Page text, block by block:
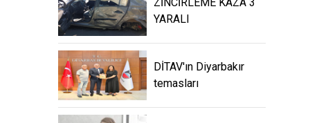
YARALI
DİTAV'ın Diyarbakır
temasları